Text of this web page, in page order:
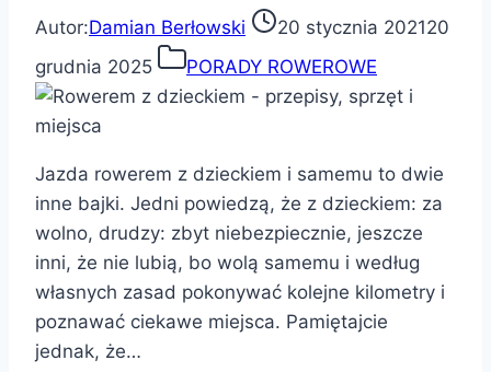
Autor:Damian Berłowski 20 stycznia 202120
grudnia 2025
PORADY ROWEROWE
Jazda rowerem z dzieckiem i samemu to dwie
inne bajki. Jedni powiedzą, że z dzieckiem: za
wolno, drudzy: zbyt niebezpiecznie, jeszcze
inni, że nie lubią, bo wolą samemu i według
własnych zasad pokonywać kolejne kilometry i
poznawać ciekawe miejsca. Pamiętajcie
jednak, że…